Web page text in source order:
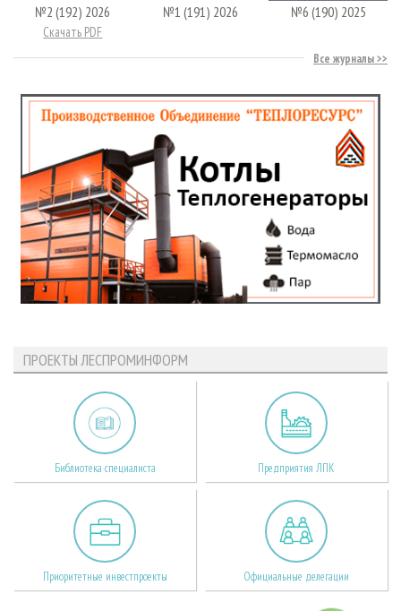
№2 (192) 2026
Скачать PDF
№1 (191) 2026 №6 (190) 2025
Все журналы
ПРОЕКТЫ ЛЕСПРОМИНФОРМ
Библиотека специалиста Предприятия ЛПК
Приоритетные инвестпроекты Официальные делегации